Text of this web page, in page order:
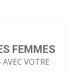
FEMMES
VOTRE